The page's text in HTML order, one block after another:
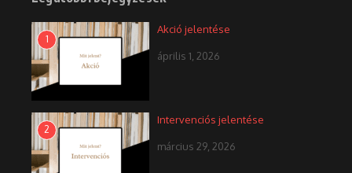
1
Akció jelentése
április 1, 2026
2
Intervenciós jelentése
március 29, 2026